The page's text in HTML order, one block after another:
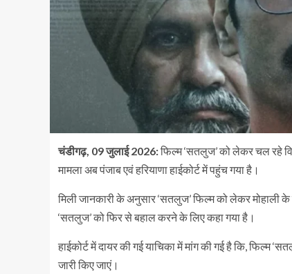
चंडीगढ़, 09 जुलाई 2026:फिल्म ‘सतलुज’ को लेकर चल रहे
मामला अब पंजाब एवं हरियाणा हाईकोर्ट में पहुंच गया है।
मिली जानकारी के अनुसार ‘सतलुज’ फिल्म को लेकर मोहाली के
‘सतलुज’ को फिर से बहाल करने के लिए कहा गया है।
हाईकोर्ट में दायर की गई याचिका में मांग की गई है कि, फिल्म
जारी किए जाएं।